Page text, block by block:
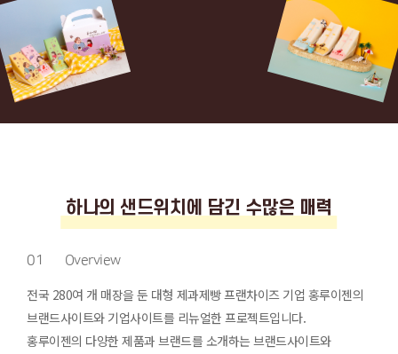
하나의 샌드위치에 담긴 수많은 매력
01 Overview
전국 280여 개 매장을 둔 대형 제과제빵 프랜차이즈 기업 홍루이젠의
브랜드사이트와 기업사이트를 리뉴얼한 프로젝트입니다.
홍루이젠의 다양한 제품과 브랜드를 소개하는 브랜드사이트와